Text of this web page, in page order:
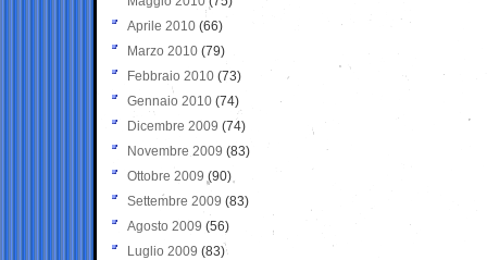
Aprile 2010 (66)
Marzo 2010 (79)
Febbraio 2010 (73)
Gennaio 2010 (74)
Dicembre 2009 (74)
Novembre 2009 (83)
Ottobre 2009 (90)
Settembre 2009 (83)
Agosto 2009 (56)
Luglio 2009 (83)